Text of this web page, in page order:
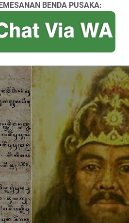
BENDA PUSAKA: